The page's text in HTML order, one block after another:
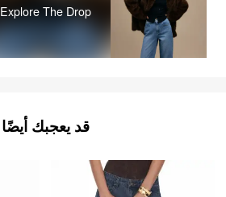
Explore The Drop
قد يعجبك أيضًا